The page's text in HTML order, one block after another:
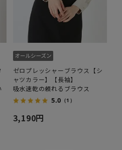
ゼロプレッシャーブラウス【シ
ャツカラー】【長袖】
吸水速乾の頼れるブラウス
5.0 （1）
3,190円